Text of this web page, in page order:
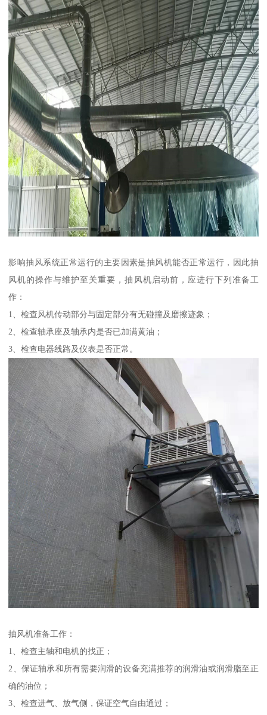
影响抽风系统正常运行的主要因素是抽风机能否正常运行，因此抽
风机的操作与维护至关重要，抽风机启动前，应进行下列准备工
作：
1、检查风机传动部分与固定部分有无碰撞及磨擦迹象；
2、检查轴承座及轴承内是否已加满黄油；
3、检查电器线路及仪表是否正常。
抽风机准备工作：
1、检查主轴和电机的找正；
2、保证轴承和所有需要润滑的设备充满推荐的润滑油或润滑脂至正
确的油位；
3、检查进气、放气侧，保证空气自由通过；